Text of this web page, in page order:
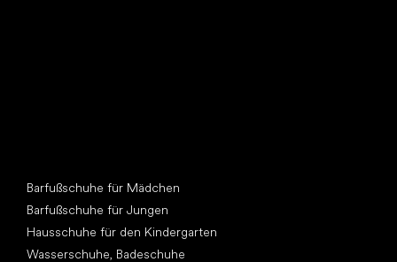
Barfußschuhe für Mädchen
Barfußschuhe für Jungen
Hausschuhe für den Kindergarten
Wasserschuhe, Badeschuhe